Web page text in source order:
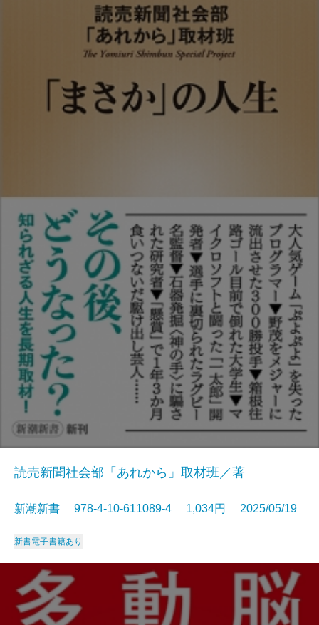
読売新聞社会部「あれから」取材班／著
新潮新書 978-4-10-611089-4 1,034円 2025/05/19
新書電子書籍あり